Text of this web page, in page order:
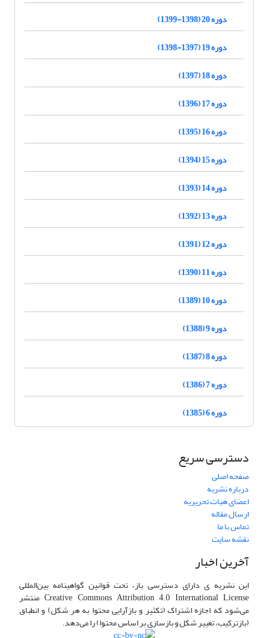
دوره 20 (1398-1399)
دوره 19 (1397-1398)
دوره 18 (1397)
دوره 17 (1396)
دوره 16 (1395)
دوره 15 (1394)
دوره 14 (1393)
دوره 13 (1392)
دوره 12 (1391)
دوره 11 (1390)
دوره 10 (1389)
دوره 9 (1388)
دوره 8 (1387)
دوره 7 (1386)
دوره 6 (1385)
دسترسی سریع
صفحه اصلی
درباره نشریه
اعضای هیات تحریریه
ارسال مقاله
تماس با ما
نقشه سایت
آخرین اخبار
این نشریه ی دارای دسترسی باز، تحت قوانین گواهینامه بین‌المللی
Creative Commons Attribution 4.0 International License منتشر
می‌شود که اجازه اشتراک (تکثیر و بازآرایی محتوا به هر شکل) و انطباق
(بازترکیب، تغییر شکل و بازسازی بر اساس محتوا) را می‌دهد.